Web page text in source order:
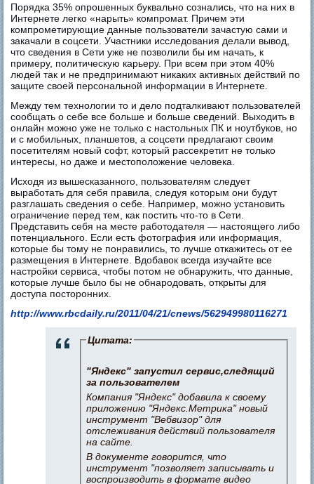
Порядка 35% опрошенных буквально сознались, что на них в
Интернете легко «нарыть» компромат. Причем эти
компрометирующие данные пользователи зачастую сами и
закачали в соцсети. Участники исследования делали вывод,
что сведения в Сети уже не позволили бы им начать, к
примеру, политическую карьеру. При всем при этом 40%
людей так и не предпринимают никаких активных действий по
защите своей персональной информации в Интернете.
Между тем технологии то и дело подталкивают пользователей
сообщать о себе все больше и больше сведений. Выходить в
онлайн можно уже не только с настольных ПК и ноутбуков, но
и с мобильных, планшетов, а соцсети предлагают своим
посетителям новый софт, который рассекретит не только
интересы, но даже и местоположение человека.
Исходя из вышесказанного, пользователям следует
выработать для себя правила, следуя которым они будут
разглашать сведения о себе. Например, можно установить
ограничение перед тем, как постить что-то в Сети.
Представить себя на месте работодателя — настоящего либо
потенциального. Если есть фотография или информация,
которые бы тому не понравились, то лучше откажитесь от ее
размещения в Интернете. Вдобавок всегда изучайте все
настройки сервиса, чтобы потом не обнаружить, что данные,
которые лучше было бы не обнародовать, открыты для
доступа посторонних.
http://www.rbcdaily.ru/2011/04/21/cnews/562949980116271
Цитата:
"Яндекс" запустил сервис,следящий
за пользователем
Компания "Яндекс" добавила к своему
приложению "Яндекс.Метрика" новый
инструмент "Вебвизор" для
отслеживания действий пользователя
на сайте.
В документе говорится, что
инструмент "позволяет записывать и
воспроизводить в формате видео